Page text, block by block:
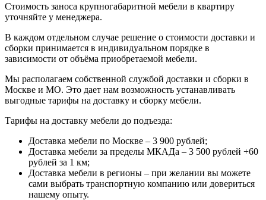
Стоимость заноса крупногабаритной мебели в квартиру
уточняйте у менеджера.
В каждом отдельном случае решение о стоимости доставки и
сборки принимается в индивидуальном порядке в
зависимости от объёма приобретаемой мебели.
Мы располагаем собственной службой доставки и сборки в
Москве и МО. Это дает нам возможность устанавливать
выгодные тарифы на доставку и сборку мебели.
Тарифы на доставку мебели до подъезда:
Доставка мебели по Москве – 3 900 рублей;
Доставка мебели за пределы МКАДа – 3 500 рублей +60
рублей за 1 км;
Доставка мебели в регионы – при желании вы можете
сами выбрать транспортную компанию или довериться
нашему опыту.